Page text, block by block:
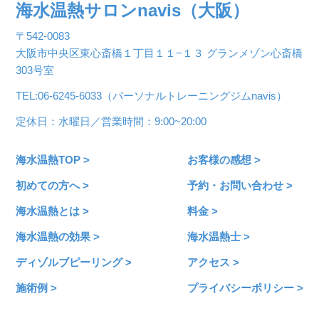
海水温熱サロンnavis（大阪）
〒542-0083
大阪市中央区東心斎橋１丁目１１−１３ グランメゾン心斎橋
303号室
TEL:06-6245-6033（パーソナルトレーニングジムnavis）
定休日：水曜日／営業時間：9:00~20:00
海水温熱TOP >
初めての方へ >
海水温熱とは >
海水温熱の効果 >
ディゾルブピーリング >
施術例 >
お客様の感想 >
予約・お問い合わせ >
料金 >
海水温熱士 >
アクセス >
プライバシーポリシー >